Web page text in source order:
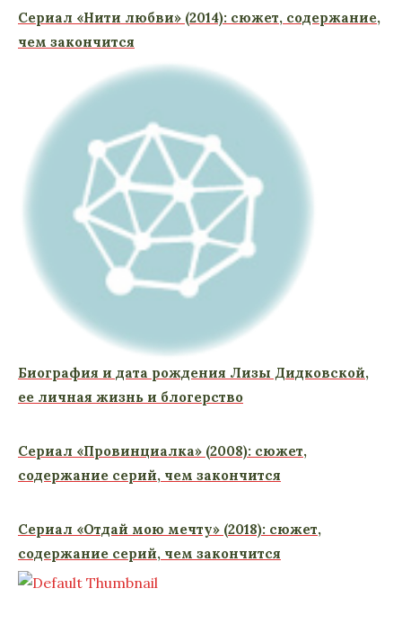
Сериал «Нити любви» (2014): сюжет, содержание,
чем закончится
Биография и дата рождения Лизы Дидковской,
ее личная жизнь и блогерство
Сериал «Провинциалка» (2008): сюжет,
содержание серий, чем закончится
Сериал «Отдай мою мечту» (2018): сюжет,
содержание серий, чем закончится